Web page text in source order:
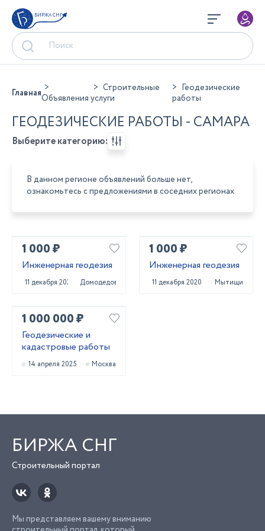
БИРЖА СНГ
ГлавнаяОбъявления
Строительные
услуги
Геодезические
работы
ГЕОДЕЗИЧЕСКИЕ РАБОТЫ - САМАРА
Выберите категорию:
В данном регионе объявлений больше нет,
ознакомьтесь с предложениями в соседних регионах
1 000 ₽
Инженерная геодезия
11 декабря 2020 Домодедово
1 000 ₽
Инженерная геодезия
11 декабря 2020 Мытищи
1 000 000 ₽
Геодезические и
кадастровые работы
14 апреля 2025 Москва
БИРЖА СНГ
Строительный портал
Мы представляем вашему вниманию